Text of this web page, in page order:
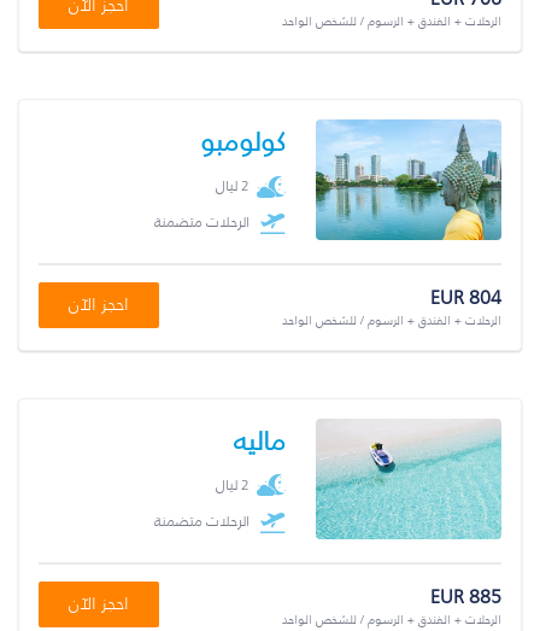
الرحلات + الفندق + الرسوم / للشخص الواحد
احجز الآن
كولومبو
2 ليال
الرحلات متضمنة
EUR 804
الرحلات + الفندق + الرسوم / للشخص الواحد
احجز الآن
ماليه
2 ليال
الرحلات متضمنة
EUR 885
الرحلات + الفندق + الرسوم / للشخص الواحد
احجز الآن